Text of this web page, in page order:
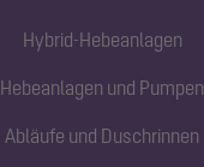
Hybrid-Hebeanlagen
Hebeanlagen und Pumpen
Abläufe und Duschrinnen